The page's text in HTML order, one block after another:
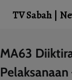
Skip
to
content
MA63
TV Sabah |